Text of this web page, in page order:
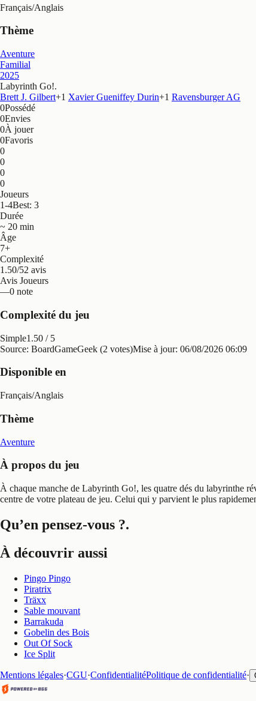
Français/Anglais
Thème
Aventure
Familial
2025
Labyrinth Go!.
Brett J. Gilbert+1 Xavier Gueniffey Durin+1 Ravensburger AG
0Possédé
0Envies
0À jouer
0Favoris
0
0
0
0
Joueurs
1-4Best: 3
Durée
~ 20 min
Âge
7+
Complexité
1.50/52 avis
Avis Joueurs
—0 note
Complexité du jeu
Simple1.50 / 5
Source: BoardGameGeek (2 votes)Mise à jour: 06/08/2026 06:09
Disponible en
Français/Anglais
Thème
Aventure
À propos du jeu
À chaque manche de Labyrinth Go!, les quatre dés du labyrinthe
centre de votre plateau de jeu. Celui qui y parvient le plus
Qu’en pensez-vous ?.
À découvrir aussi
Pingo Pingo
Piratrix
Träxx
Sable mouvant
Barrakuda
Gobelin des Bois
Out Of Sock
Ice Split
Mentions légales·CGU·ConfidentialitéPolitique de confidentialité·